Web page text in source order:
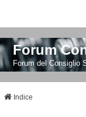
Forum
Forum del Consiglio
Indice